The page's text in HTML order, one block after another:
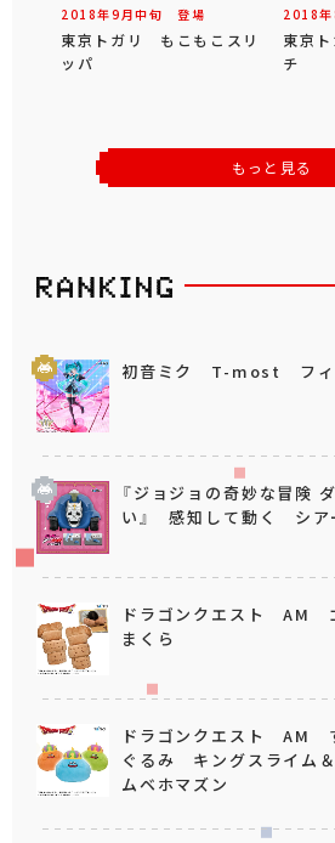
2018年9 月中旬 登場
東京トガリ もこもこスリ
ッパ
2018年
東京
チ
もっと見る
初音ミク T-most フィ
『ジョジョの奇妙な冒険
い』 感知して動く シア
ドラゴンクエスト AM
まくら
ドラゴンクエスト AM
ぐるみ キングスライム
ムベホマズン